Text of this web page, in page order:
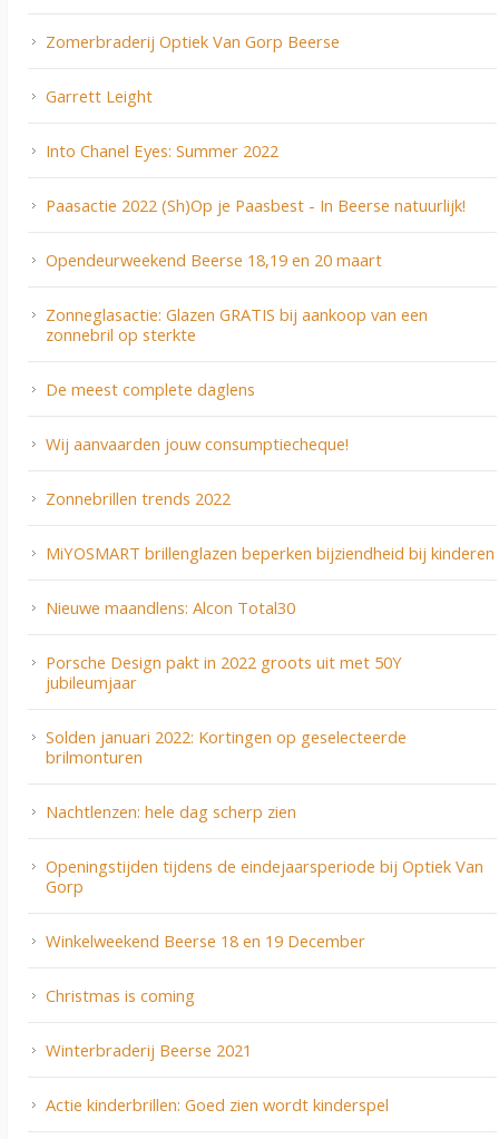
Zomerbraderij Optiek Van Gorp Beerse
Garrett Leight
Into Chanel Eyes: Summer 2022
Paasactie 2022 (Sh)Op je Paasbest - In Beerse natuurlijk!
Opendeurweekend Beerse 18,19 en 20 maart
Zonneglasactie: Glazen GRATIS bij aankoop van een
zonnebril op sterkte
De meest complete daglens
Wij aanvaarden jouw consumptiecheque!
Zonnebrillen trends 2022
MiYOSMART brillenglazen beperken bijziendheid bij kinderen
Nieuwe maandlens: Alcon Total30
Porsche Design pakt in 2022 groots uit met 50Y
jubileumjaar
Solden januari 2022: Kortingen op geselecteerde
brilmonturen
Nachtlenzen: hele dag scherp zien
Openingstijden tijdens de eindejaarsperiode bij Optiek Van
Gorp
Winkelweekend Beerse 18 en 19 December
Christmas is coming
Winterbraderij Beerse 2021
Actie kinderbrillen: Goed zien wordt kinderspel